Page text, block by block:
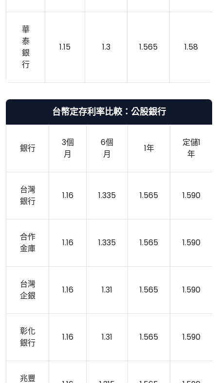
華
泰
銀
行
1.15 1.3 1.565 1.58
台幣定存利率比較：公股銀行
銀行
3個
月
6個
月
1年
定儲1
年
台灣
銀行
1.16 1.335 1.565 1.590
合作
金庫
1.16 1.335 1.565 1.590
台灣
企銀
1.16 1.31 1.565 1.590
彰化
銀行
1.16 1.31 1.565 1.590
兆豐